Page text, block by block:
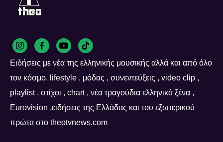
Ειδήσεις με νέα της ελληνικής μουσικής αλλά και από όλο
τον κόσμο. lifestyle , μόδας , συνεντεύξεις , video clip ,
playlist , στίχοι , chart , νέα τραγούδια ελληνικά ξένα ,
Eurovision ,ειδήσεις της Ελλάδας και του εξωτερικού
πρώτα στο theotvnews.com